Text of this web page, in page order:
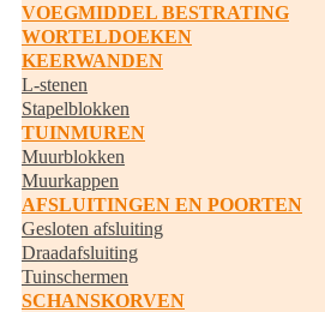
VOEGMIDDEL BESTRATING
WORTELDOEKEN
KEERWANDEN
L-stenen
Stapelblokken
TUINMUREN
Muurblokken
Muurkappen
AFSLUITINGEN EN POORTEN
Gesloten afsluiting
Draadafsluiting
Tuinschermen
SCHANSKORVEN